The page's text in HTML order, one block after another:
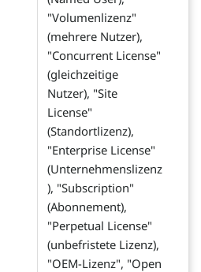
"Volumenlizenz"
(mehrere Nutzer),
"Concurrent License"
(gleichzeitige
Nutzer), "Site
License"
(Standortlizenz),
"Enterprise License"
(Unternehmenslizenz
), "Subscription"
(Abonnement),
"Perpetual License"
(unbefristete Lizenz),
"OEM-Lizenz", "Open